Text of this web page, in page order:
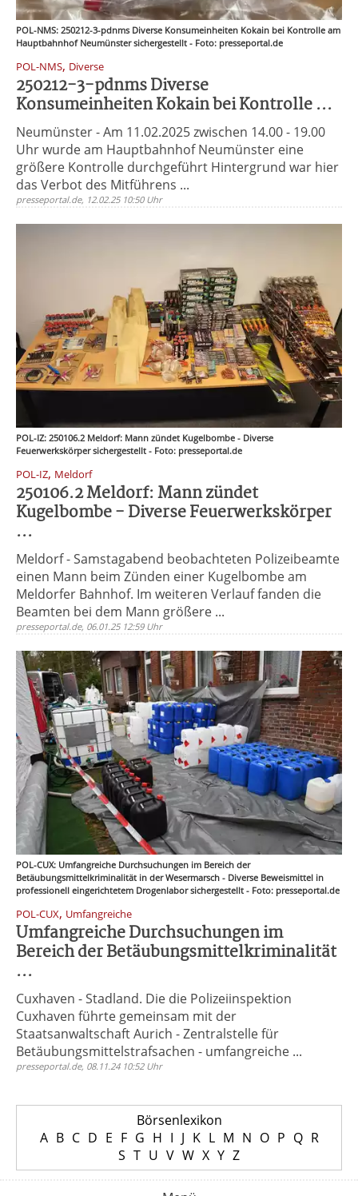
POL-NMS: 250212-3-pdnms Diverse Konsumeinheiten Kokain bei Kontrolle am
Hauptbahnhof Neumünster sichergestellt - Foto: presseportal.de
POL-NMS, Diverse
250212-3-pdnms Diverse
Konsumeinheiten Kokain bei Kontrolle ...
Neumünster - Am 11.02.2025 zwischen 14.00 - 19.00
Uhr wurde am Hauptbahnhof Neumünster eine
größere Kontrolle durchgeführt Hintergrund war hier
das Verbot des Mitführens ...
presseportal.de, 12.02.25 10:50 Uhr
POL-IZ: 250106.2 Meldorf: Mann zündet Kugelbombe - Diverse
Feuerwerkskörper sichergestellt - Foto: presseportal.de
POL-IZ, Meldorf
250106.2 Meldorf: Mann zündet
Kugelbombe - Diverse Feuerwerkskörper
...
Meldorf - Samstagabend beobachteten Polizeibeamte
einen Mann beim Zünden einer Kugelbombe am
Meldorfer Bahnhof. Im weiteren Verlauf fanden die
Beamten bei dem Mann größere ...
presseportal.de, 06.01.25 12:59 Uhr
POL-CUX: Umfangreiche Durchsuchungen im Bereich der
Betäubungsmittelkriminalität in der Wesermarsch - Diverse Beweismittel in
professionell eingerichtetem Drogenlabor sichergestellt - Foto: presseportal.de
POL-CUX, Umfangreiche
Umfangreiche Durchsuchungen im
Bereich der Betäubungsmittelkriminalität
...
Cuxhaven - Stadland. Die die Polizeiinspektion
Cuxhaven führte gemeinsam mit der
Staatsanwaltschaft Aurich - Zentralstelle für
Betäubungsmittelstrafsachen - umfangreiche ...
presseportal.de, 08.11.24 10:52 Uhr
Börsenlexikon
A B C D E F G H I J K L M N O P Q R
S T U V W X Y Z